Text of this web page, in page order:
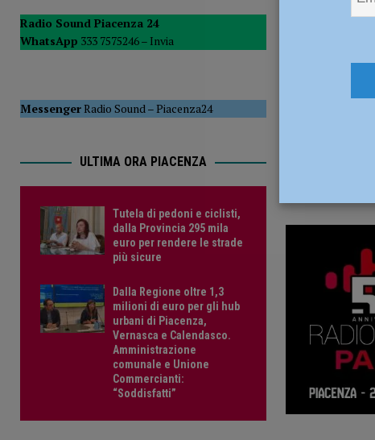
del Consiglio POLITICA
[ 5 Agosto 2026 ] Tutela di pedoni e ciclisti, dalla Provincia
Radio Sound Piacenza 24
WhatsApp 333 7575246 – Invia
MessengerRadio Sound–Piacenza24
ULTIMA ORA PIACENZA
Tutela di pedoni e ciclisti,
dalla Provincia 295 mila
euro per rendere le strade
più sicure
Dalla Regione oltre 1,3
milioni di euro per gli hub
urbani di Piacenza,
Vernasca e Calendasco.
Amministrazione
comunale e Unione
Commercianti:
“Soddisfatti”